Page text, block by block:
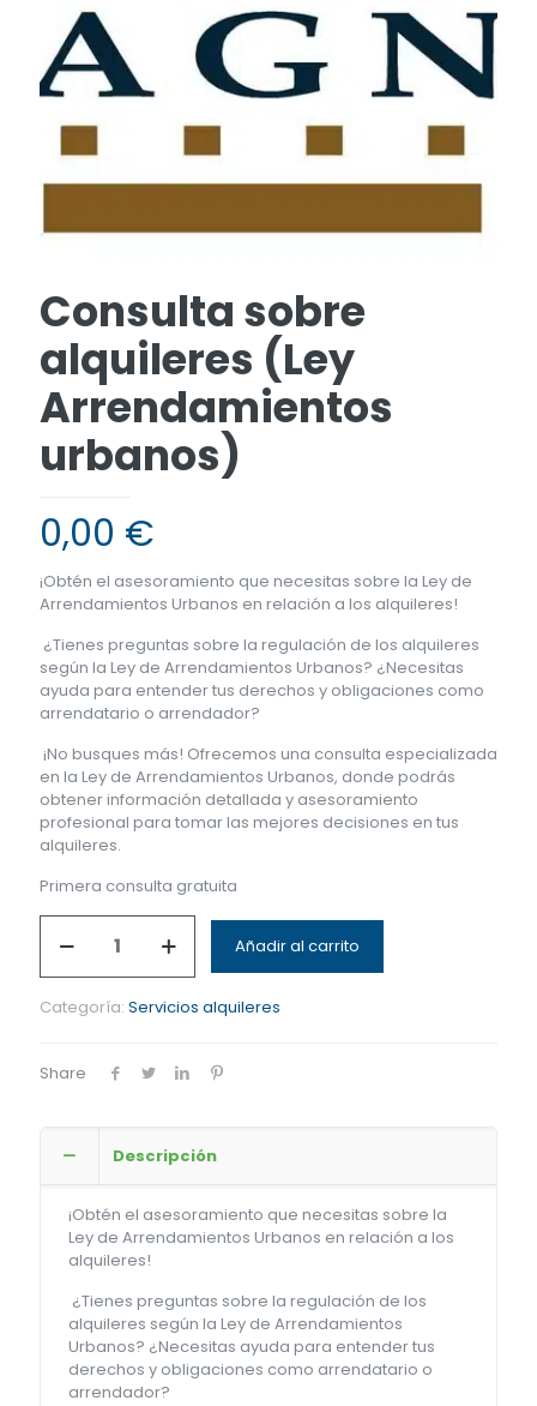
Consulta sobre
alquileres (Ley
Arrendamientos
urbanos)
0,00 €
¡Obtén el asesoramiento que necesitas sobre la Ley de
Arrendamientos Urbanos en relación a los alquileres!
¿Tienes preguntas sobre la regulación de los alquileres
según la Ley de Arrendamientos Urbanos? ¿Necesitas
ayuda para entender tus derechos y obligaciones como
arrendatario o arrendador?
¡No busques más! Ofrecemos una consulta especializada
en la Ley de Arrendamientos Urbanos, donde podrás
obtener información detallada y asesoramiento
profesional para tomar las mejores decisiones en tus
alquileres.
Primera consulta gratuita
Añadir al carrito
Categoría: Servicios alquileres
Share
Descripción
¡Obtén el asesoramiento que necesitas sobre la
Ley de Arrendamientos Urbanos en relación a los
alquileres!
¿Tienes preguntas sobre la regulación de los
alquileres según la Ley de Arrendamientos
Urbanos? ¿Necesitas ayuda para entender tus
derechos y obligaciones como arrendatario o
arrendador?